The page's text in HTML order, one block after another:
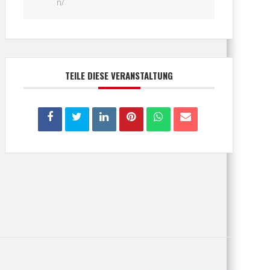
TEILE DIESE VERANSTALTUNG